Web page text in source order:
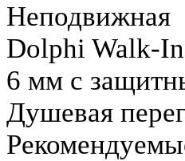
Неподвижная
Dolphi Walk-In
6 мм с
Душевая